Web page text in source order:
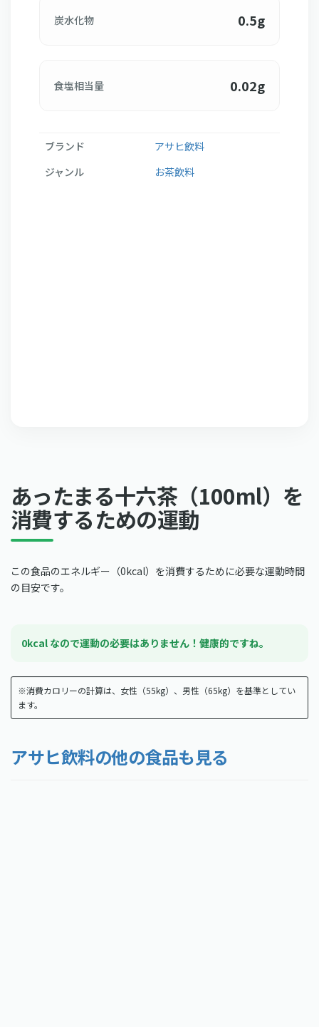
炭水化物 0.5g
食塩相当量 0.02g
ブランド
アサヒ飲料
ジャンル
お茶飲料
あったまる十六茶（100ml）を
消費するための運動
この食品のエネルギー（0kcal）を消費するために必要な運動時間
の目安です。
0kcal なので運動の必要はありません！健康的ですね。
※消費カロリーの計算は、女性（55kg）、男性（65kg）を基準としてい
ます。
アサヒ飲料の他の食品も見る